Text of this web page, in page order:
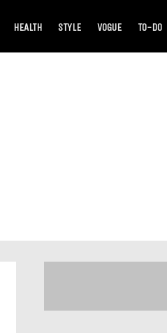
HEALTH STYLE VOGUE TO-DO